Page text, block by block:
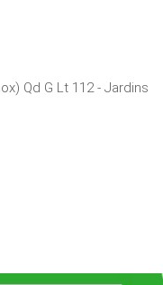
Qd G Lt 112 - Jardins